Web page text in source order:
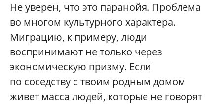
Не уверен, что это паранойя. Проблема
во многом культурного характера.
Миграцию, к примеру, люди
воспринимают не только через
экономическую призму. Если
по соседству с твоим родным домом
живет масса людей, которые не говорят